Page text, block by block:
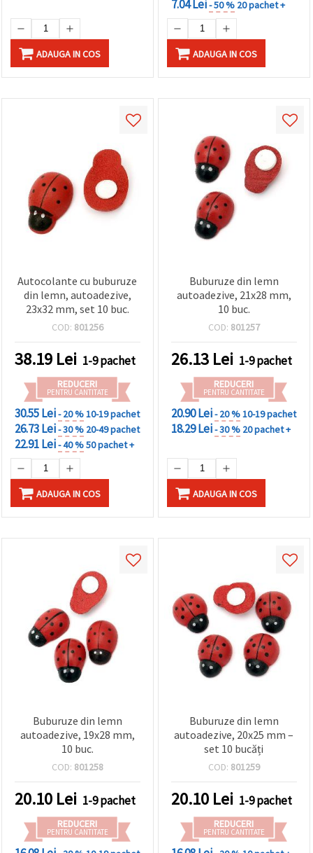
ADAUGA IN COS
7.04 Lei- 50 % 20 pachet +
ADAUGA IN COS
Autocolante cu buburuze
din lemn, autoadezive,
23x32 mm, set 10 buc.
COD: 801256
38.19 Lei 1-9 pachet
REDUCERI
PENTRU CANTITATE
30.55 Lei- 20 %10-19 pachet
26.73 Lei- 30 % 20-49 pachet
22.91 Lei- 40 %50 pachet +
ADAUGA IN COS
Buburuze din lemn
autoadezive, 21x28 mm,
10 buc.
COD: 801257
26.13 Lei 1-9 pachet
REDUCERI
PENTRU CANTITATE
20.90 Lei- 20 %10-19 pachet
18.29 Lei- 30 % 20 pachet +
ADAUGA IN COS
Buburuze din lemn
autoadezive, 19x28 mm,
10 buc.
COD: 801258
20.10 Lei 1-9 pachet
REDUCERI
PENTRU CANTITATE
Buburuze din lemn
autoadezive, 20x25 mm –
set 10 bucăți
COD: 801259
20.10 Lei 1-9 pachet
REDUCERI
PENTRU CANTITATE